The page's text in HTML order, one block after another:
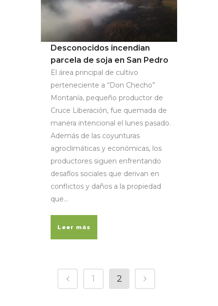
Desconocidos incendian
parcela de soja en San Pedro
El área principal de cultivo
perteneciente a “Don Checho”
Montanía, pequeño productor de
Cruce Liberación, fue quemada de
manera intencional el lunes pasado.
Además de las coyunturas
agroclimáticas y económicas, los
productores siguen enfrentando
desafíos sociales que derivan en
conflictos y daños a la propiedad
que...
Leer más
1 2